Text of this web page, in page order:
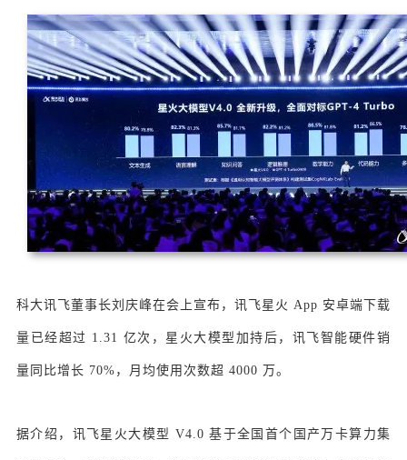
科大讯飞董事长刘庆峰在会上宣布，讯飞星火 App 安卓端下载
量已经超过 1.31 亿次，星火大模型加持后，讯飞智能硬件销
量同比增长 70%，月均使用次数超 4000 万。
据介绍，讯飞星火大模型 V4.0 基于全国首个国产万卡算力集